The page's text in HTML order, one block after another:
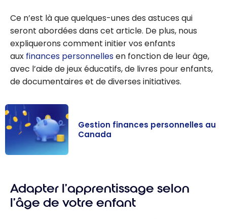
Ce n’est là que quelques-unes des astuces qui
seront abordées dans cet article. De plus, nous
expliquerons comment initier vos enfants
aux finances personnellesen fonction de leur âge,
avec l’aide de jeux éducatifs, de livres pour enfants,
de documentaires et de diverses initiatives.
personnelles au
Canada
Gestion finances personnelles au
Canada
Adapter l’apprentissage selon
l’âge de votre enfant